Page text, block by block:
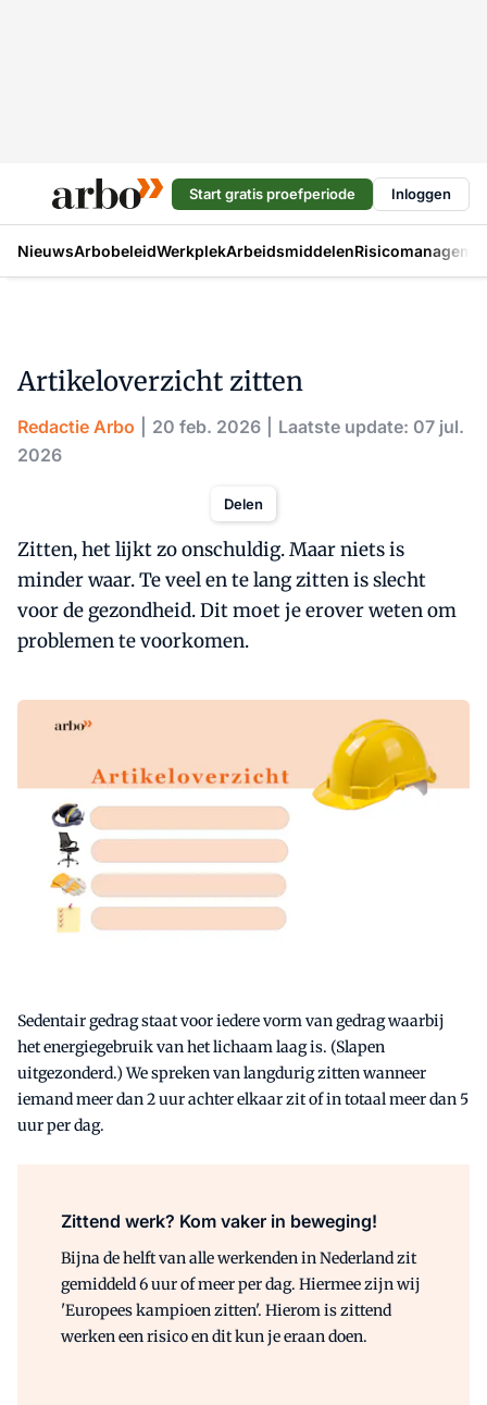
Start gratis proefperiode Inloggen
NieuwsArbobeleidWerkplekArbeidsmiddelen
Artikeloverzicht zitten
Redactie Arbo 20 feb. 2026
Laatste update: 07 jul.
2026
Delen
Zitten, het lijkt zo onschuldig. Maar niets is
minder waar. Te veel en te lang zitten is slecht
voor de gezondheid. Dit moet je erover weten om
problemen te voorkomen.
Sedentair gedrag staat voor iedere vorm van gedrag waarbij
het energiegebruik van het lichaam laag is. (Slapen
uitgezonderd.) We spreken van langdurig zitten wanneer
iemand meer dan 2 uur achter elkaar zit of in totaal meer dan 5
uur per dag.
Zittend werk? Kom vaker in beweging!
Bijna de helft van alle werkenden in Nederland zit
gemiddeld 6 uur of meer per dag. Hiermee zijn wij
'Europees kampioen zitten'. Hierom is zittend
werken een risico en dit kun je eraan doen.